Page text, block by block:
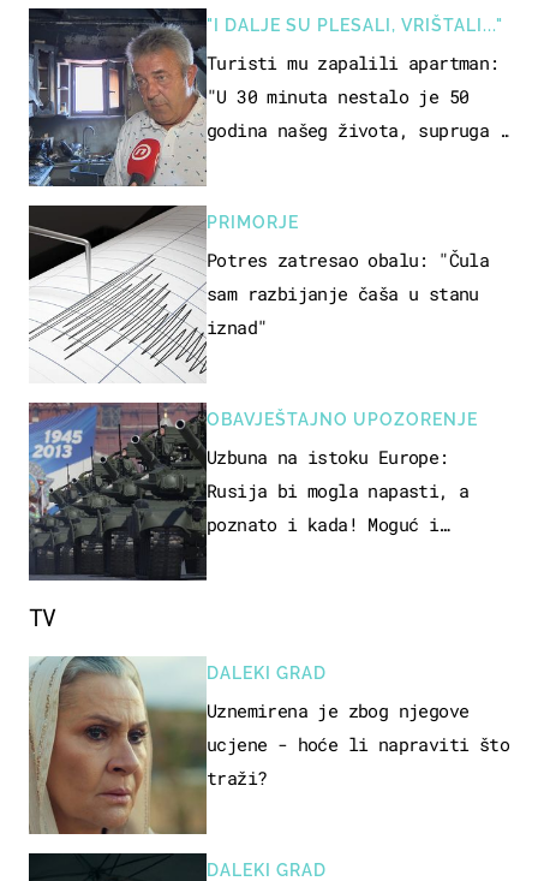
"I DALJE SU PLESALI, VRIŠTALI..."
Turisti mu zapalili apartman:
"U 30 minuta nestalo je 50
godina našeg života, supruga i
PRIMORJE
Potres zatresao obalu: "Čula
sam razbijanje čaša u stanu
iznad"
OBAVJEŠTAJNO UPOZORENJE
Uzbuna na istoku Europe:
Rusija bi mogla napasti, a
poznato i kada! Moguć i
TV
DALEKI GRAD
Uznemirena je zbog njegove
ucjene - hoće li napraviti što
traži?
DALEKI GRAD